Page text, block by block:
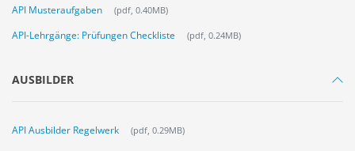
API Musteraufgaben (pdf, 0.40MB)
API-Lehrgänge: Prüfungen Checkliste (pdf, 0.24MB)
AUSBILDER
API Ausbilder Regelwerk (pdf, 0.29MB)